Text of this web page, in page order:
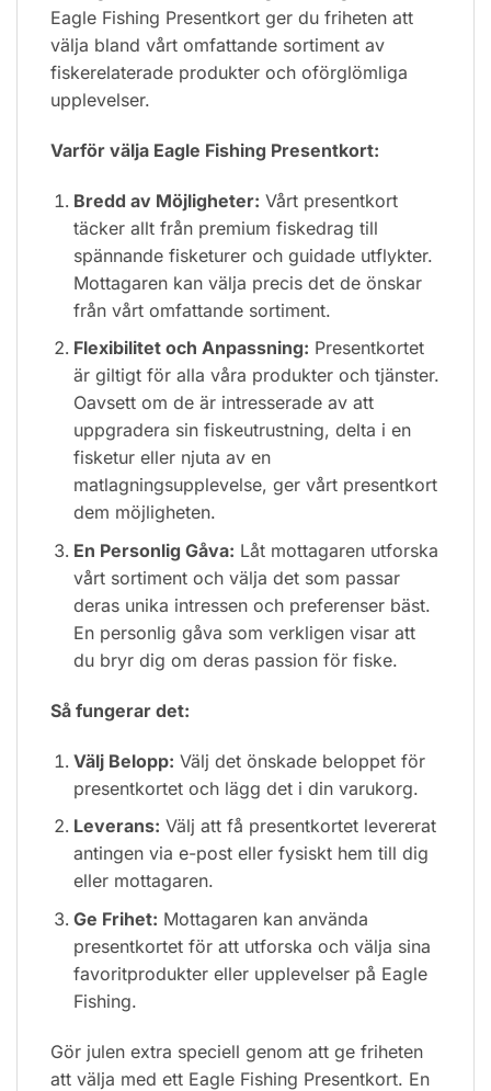
Eagle Fishing Presentkort ger du friheten att
välja bland vårt omfattande sortiment av
fiskerelaterade produkter och oförglömliga
upplevelser.
Varför välja Eagle Fishing Presentkort:
Bredd av Möjligheter: Vårt presentkort
täcker allt från premium fiskedrag till
spännande fisketurer och guidade utflykter.
Mottagaren kan välja precis det de önskar
från vårt omfattande sortiment.
Flexibilitet och Anpassning: Presentkortet
är giltigt för alla våra produkter och tjänster.
Oavsett om de är intresserade av att
uppgradera sin fiskeutrustning, delta i en
fisketur eller njuta av en
matlagningsupplevelse, ger vårt presentkort
dem möjligheten.
En Personlig Gåva: Låt mottagaren utforska
vårt sortiment och välja det som passar
deras unika intressen och preferenser bäst.
En personlig gåva som verkligen visar att
du bryr dig om deras passion för fiske.
Så fungerar det:
Välj Belopp: Välj det önskade beloppet för
presentkortet och lägg det i din varukorg.
Leverans: Välj att få presentkortet levererat
antingen via e-post eller fysiskt hem till dig
eller mottagaren.
Ge Frihet: Mottagaren kan använda
presentkortet för att utforska och välja sina
favoritprodukter eller upplevelser på Eagle
Fishing.
Gör julen extra speciell genom att ge friheten
att välja med ett Eagle Fishing Presentkort. En